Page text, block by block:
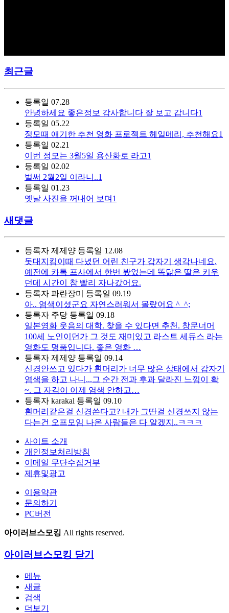
최근글
등록일 07.28
안녕하세요 좋은정보 감사합니다 잘 보고 갑니다1
등록일 05.22
정모때 얘기한 추천 영화 프로젝트 헤일메리, 추천해요1
등록일 02.21
이번 정모는 3월5일 용산화로 라고1
등록일 02.02
벌써 2월2일 이라니..1
등록일 01.23
옛날 사진을 꺼내어 보며1
새댓글
등록자 제제양 등록일 12.08
돗대지킴이때 다녔던 어린 친구가 갑자기 생각나네요.
예전에 카톡 프사에서 한번 봤었는데 똑닮은 딸은 키우
던데 시간이 참 빨리 자나갔어요.
등록자 파란장미 등록일 09.19
아.. 염색이셨군요 자연스러워서 몰랐어요 ^_^;
등록자 주당 등록일 09.18
일본영화 웃음의 대학. 찾을 수 있다면 추천. 창문너머
100세 노인이던가 그 것도 재미있고 라스트 세듀스 라는
영화도 명품입니다. 좋은 영화 …
등록자 제제양 등록일 09.14
신경안쓰고 있다가 흰머리가 너무 많은 상태에서 갑자기
염색을 하고 나니...그 순간 전과 후과 달라진 느낌이 확
~. 그 자각이 이제 염색 안하고…
등록자 karakal 등록일 09.10
흰머리같은걸 신경쓴다고? 내가 그딴걸 신경쓰지 않는
다는건 오프모임 나온 사람들은 다 알겠지..ㅋㅋㅋ
사이트 소개
개인정보처리방침
이메일 무단수집거부
제휴및광고
이용약관
문의하기
PC버전
아이러브스모킹 All rights reserved.
아이러브스모킹 닫기
메뉴
새글
검색
더보기